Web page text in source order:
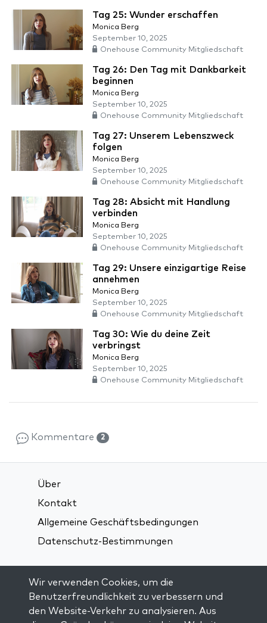
Tag 25: Wunder erschaffen
Monica Berg
September 10, 2025
Onehouse Community Mitgliedschaft
Tag 26: Den Tag mit Dankbarkeit
beginnen
Monica Berg
September 10, 2025
Onehouse Community Mitgliedschaft
Tag 27: Unserem Lebenszweck
folgen
Monica Berg
September 10, 2025
Onehouse Community Mitgliedschaft
Tag 28: Absicht mit Handlung
verbinden
Monica Berg
September 10, 2025
Onehouse Community Mitgliedschaft
Tag 29: Unsere einzigartige Reise
annehmen
Monica Berg
September 10, 2025
Onehouse Community Mitgliedschaft
Tag 30: Wie du deine Zeit
verbringst
Monica Berg
September 10, 2025
Onehouse Community Mitgliedschaft
Kommentare 2
Über
Kontakt
Allgemeine Geschäftsbedingungen
Datenschutz-Bestimmungen
Verbindung über soziale Medien:
Visit kabbalah master classes
Wir verwenden Cookies, um die
Benutzerfreundlichkeit zu verbessern und
den Website-Verkehr zu analysieren. Aus